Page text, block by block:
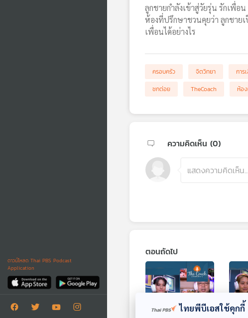
ดาวน์โหลด Thai PBS Podcast
Application
ลูกชายกำลังเข้าสู่วัยรุ่น รักเพื่อ
ห้องที่ปรึกษาชวนคุยว่า ลูกชาย
เพื่อนได้อย่างไร
ครอบครัว จิตวิทยา การ
ชกต่อย
TheCoach ห้อ
ความคิดเห็น (0)
ตอนถัดไป
ไทยพีบีเอสใช้คุกกี้